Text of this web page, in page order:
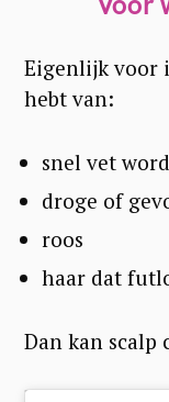
Eigenlijk voor
hebt van:
snel vet
droge of
roos
haar dat
Dan kan scalp
S
a